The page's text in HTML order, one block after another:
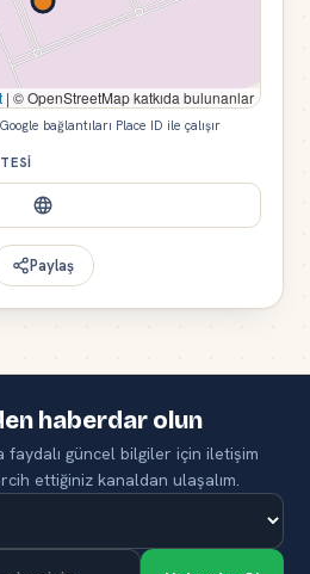
| © OpenStreetMap katkıda bulunanlar
bağlantıları Place ID ile çalışır
Paylaş
haberdar olun
güncel bilgiler için iletişim
ettiğiniz kanaldan ulaşalım.